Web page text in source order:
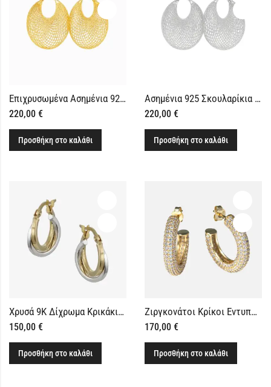
Επιχρυσωμένα Ασημένια 925 Σκουλαρίκια Κρικάκια με Πλεκτό Σχέδιο
220,00 €
Προσθήκη στο καλάθι
Ασημένια 925 Σκουλαρίκια Κρικάκια με Πλεκτό Σχέδιο
220,00 €
Προσθήκη στο καλάθι
Χρυσά 9Κ Δίχρωμα Κρικάκια Σκουλαρίκια
150,00 €
Προσθήκη στο καλάθι
Ζιργκονάτοι Κρίκοι Εντυπωσιακοί από Ασήμι 925 Επιχρυσωμένο
170,00 €
Προσθήκη στο καλάθι